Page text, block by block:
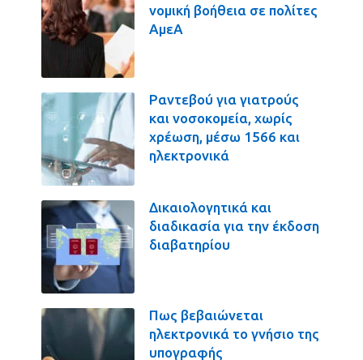
νομική βοήθεια σε πολίτες
ΑμεΑ
Ραντεβού για γιατρούς
και νοσοκομεία, χωρίς
χρέωση, μέσω 1566 και
ηλεκτρονικά
Δικαιολογητικά και
διαδικασία για την έκδοση
διαβατηρίου
Πως βεβαιώνεται
ηλεκτρονικά το γνήσιο της
υπογραφής